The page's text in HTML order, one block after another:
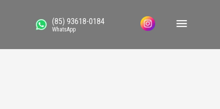
(85) 93618-0184
WhatsApp